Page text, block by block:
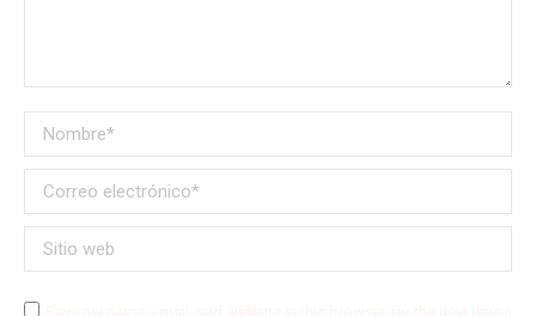
Nombre *
Correo electrónico *
Sitio web